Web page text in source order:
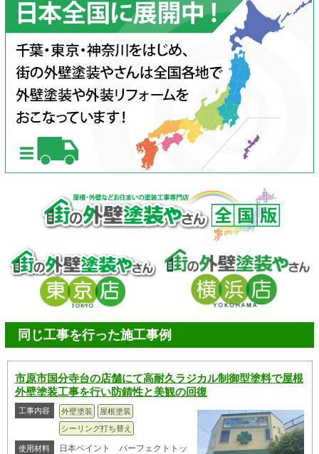
同じ工事を行った施工事例
市原市国分寺台の店舗にて高耐久ラジカル制御型塗料で屋根
外壁塗装工事を行い防錆性と美観の回復
工事内容 外壁塗装
屋根塗装
シーリング打ち替え
使用材料
日本ペイント パーフェクトトッ